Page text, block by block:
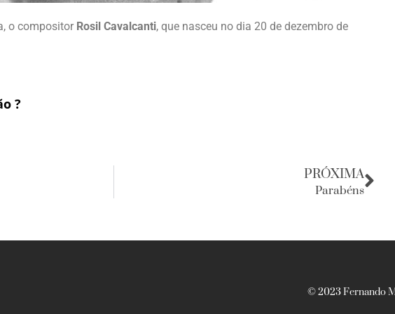
o compositor Rosil Cavalcanti, que nasceu no dia 20 de dezembro de
?
PRÓXIMA
Parabéns
© 2023 Fernando